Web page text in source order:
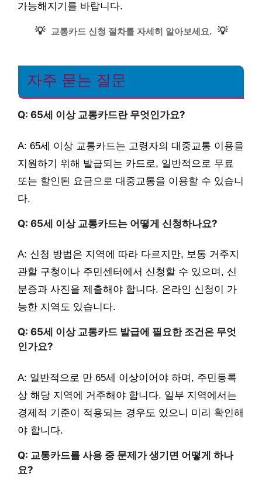
가능해지기를 바랍니다.
💡 교통카드 신청 절차를 자세히 알아보세요. 💡
자주 묻는 질문
Q: 65세 이상 교통카드란 무엇인가요?
A: 65세 이상 교통카드는 고령자의 대중교통 이용을
지원하기 위해 발급되는 카드로, 일반적으로 무료
또는 할인된 요금으로 대중교통을 이용할 수 있습니
다.
Q: 65세 이상 교통카드는 어떻게 신청하나요?
A: 신청 방법은 지역에 따라 다르지만, 보통 거주지
관할 구청이나 주민센터에서 신청할 수 있으며, 신
분증과 사진을 제출해야 합니다. 온라인 신청이 가
능한 지역도 있습니다.
Q: 65세 이상 교통카드 발급에 필요한 조건은 무엇
인가요?
A: 일반적으로 만 65세 이상이어야 하며, 주민등록
상 해당 지역에 거주해야 합니다. 일부 지역에서는
경제적 기준이 적용되는 경우도 있으니 미리 확인해
야 합니다.
Q: 교통카드를 사용 중 문제가 생기면 어떻게 하나
요?